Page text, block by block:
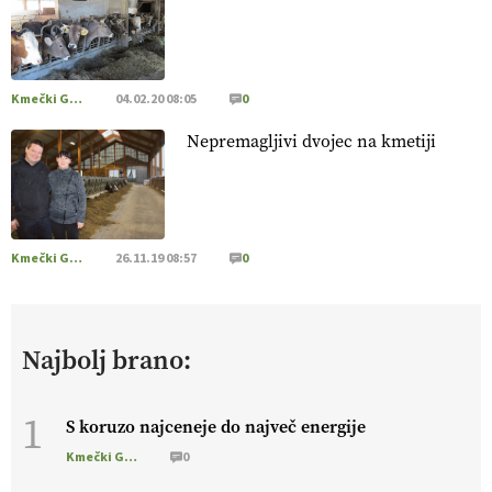
[EKOloško = LOGIČNO
in vlaga.
VEČ
https://t.co/qmMX2yevum @EUAgri #IMCAP
#CAP https://t.co/dDwsipE645
[EKOloško = LOGIČNO
tal
. VEČ
https://t.co/J7RkeaYpYu @EUAgri #IMCAP #CAP
https://t.co/RVG0FzcQN6
https://t.co/K0USFPJ5fJ @EUAgri #IMCAP #CAP
https://t.co/vcHhoOixHy
Kmečki Glas 04.02.20 08:05 0
Nepremagljivi dvojec na kmetiji
Kmečki Glas 26.11.19 08:57 0
Najbolj brano:
1 S koruzo najceneje do največ energije
Kmečki Glas 0